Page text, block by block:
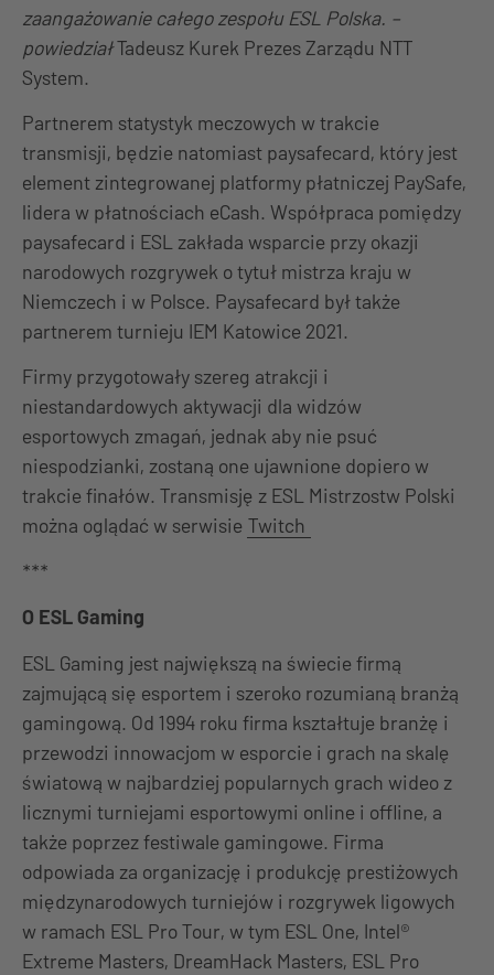
zaangażowanie całego zespołu ESL Polska. –
powiedziałTadeusz Kurek Prezes Zarządu NTT
System.
Partnerem statystyk meczowych w trakcie
transmisji, będzie natomiast paysafecard, który jest
element zintegrowanej platformy płatniczej PaySafe,
lidera w płatnościach eCash. Współpraca pomiędzy
paysafecard i ESL zakłada wsparcie przy okazji
narodowych rozgrywek o tytuł mistrza kraju w
Niemczech i w Polsce. Paysafecard był także
partnerem turnieju IEM Katowice 2021.
Firmy przygotowały szereg atrakcji i
niestandardowych aktywacji dla widzów
esportowych zmagań, jednak aby nie psuć
niespodzianki, zostaną one ujawnione dopiero w
trakcie finałów. Transmisję z ESL Mistrzostw Polski
można oglądać w serwisie Twitch
***
O ESL Gaming
ESL Gaming jest największą na świecie firmą
zajmującą się esportem i szeroko rozumianą branżą
gamingową. Od 1994 roku firma kształtuje branżę i
przewodzi innowacjom w esporcie i grach na skalę
światową w najbardziej popularnych grach wideo z
licznymi turniejami esportowymi online i offline, a
także poprzez festiwale gamingowe. Firma
odpowiada za organizację i produkcję prestiżowych
międzynarodowych turniejów i rozgrywek ligowych
w ramach ESL Pro Tour, w tym ESL One, Intel®
Extreme Masters, DreamHack Masters, ESL Pro